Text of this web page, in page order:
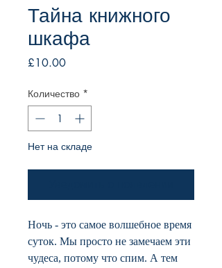
Тайна книжного
шкафа
£10.00Цена
Количество *
Нет на складе
Ночь - это самое волшебное время
суток. Мы просто не замечаем эти
чудеса, потому что спим. А тем